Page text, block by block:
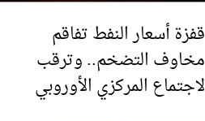
قفزة أسعار النفط تفاقم
مخاوف التضخم.. وترقب
لاجتماع المركزي الأوروبي